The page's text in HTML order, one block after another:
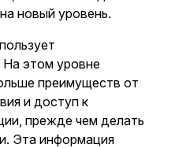
новый уровень.
этом уровне
преимуществ от
и доступ к
прежде чем делать
Эта информация